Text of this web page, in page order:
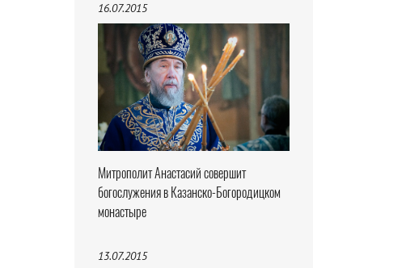
16.07.2015
Митрополит Анастасий совершит
богослужения в Казанско-Богородицком
монастыре
13.07.2015